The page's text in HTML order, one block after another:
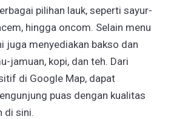
pilihan lauk, seperti sayur-
hingga oncom. Selain menu
juga menyediakan bakso dan
jamuan, kopi, dan teh. Dari
di Google Map, dapat
puas dengan kualitas
di sini.